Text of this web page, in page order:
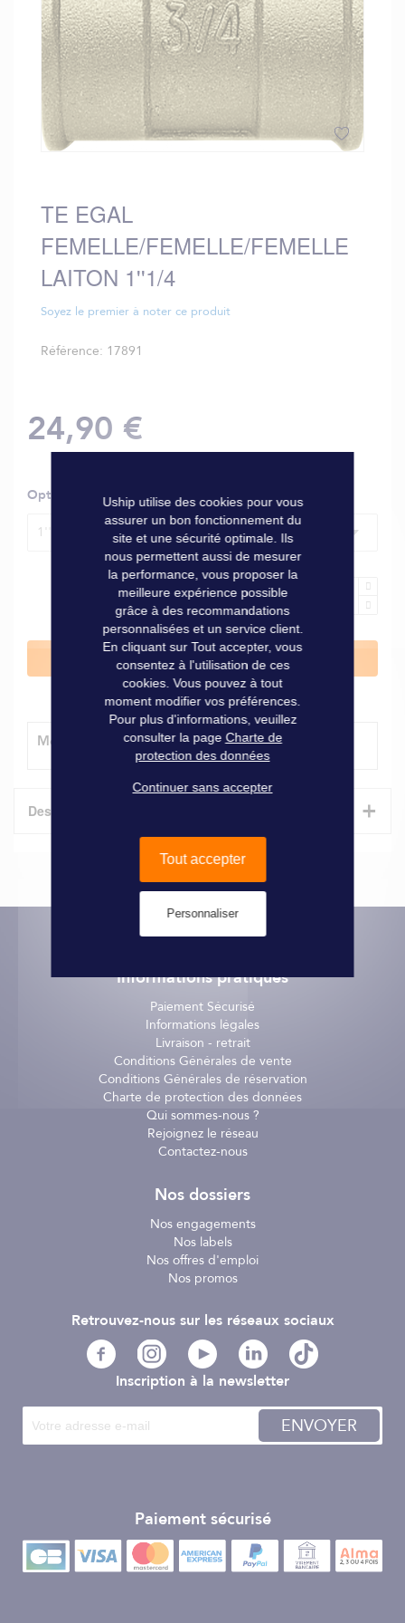
the
beginning
of
the
images
TE EGAL
FEMELLE/FEMELLE/FEMELLE
LAITON 1''1/4
Soyez le premier à noter ce produit
Référence 17891
24,90 €
Options
1''1/4
Ajouter au panier
Modes de livraison
Description +
Informations pratiques
Paiement Sécurisé
Informations légales
Livraison - retrait
Conditions Générales de vente
Conditions Générales de réservation
Charte de protection des données
Qui sommes-nous ?
Rejoignez le réseau
Contactez-nous
Nos dossiers
Nos engagements
Nos labels
Nos offres d'emploi
Nos promos
Inscription à la newsletter
ENVOYER
Paiement sécurisé
Retrouvez-nous sur les réseaux sociaux
Uship utilise des cookies pour vous
assurer un bon fonctionnement du
site et une sécurité optimale. Ils
nous permettent aussi de mesurer
la performance, vous proposer la
meilleure expérience possible
grâce à des recommandations
personnalisées et un service client.
En cliquant sur Tout accepter, vous
consentez à l'utilisation de ces
cookies. Vous pouvez à tout
moment modifier vos préférences.
Pour plus d'informations, veuillez
consulter la page Charte de
protection des données
Continuer sans accepter
Tout accepter
Personnaliser